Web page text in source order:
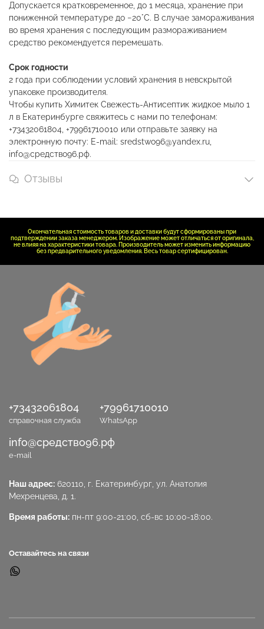
Допускается кратковременное, до 1 месяца, хранение при
пониженной температуре до −20°C. В случае замораживания
во время хранения с последующим размораживанием
средство рекомендуется перемешать.
Срок годности
2 года при соблюдении условий хранения в невскрытой
упаковке производителя.
Чтобы купить Химитек Свежесть-Антисептик жидкое мыло 1
л в Екатеринбурге свяжитесь с нами по телефонам:
+73432061804, +79961710010 или отправьте заявку на
электронную почту: E-mail: sredstwo96@yandex.ru,
info@средство96.рф.
Отзывы
Окончательная стоимость товаров и доставки будут сформированы при
подтверждении заказа менеджером. Изображение может отличаться от оригинала,
не влияя на характеристики товара. Производитель может изменить информацию
без предварительного уведомления. Весь товар сертифицирован.
+73432061804
справочная служба
+79961710010
WhatsApp
info@средство96.рф
e-mail
Наш адрес: 620110, г. Екатеринбург, ул. Анатолия
Мехренцева, д. 1.
Время работы: пн-пт 9:00-21:00, сб-вс 10:00-18:00.
Оставайтесь на связи